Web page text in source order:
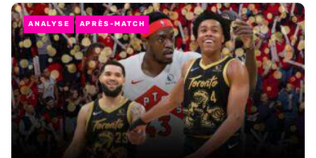
ANALYSE APRÈS-MATCH